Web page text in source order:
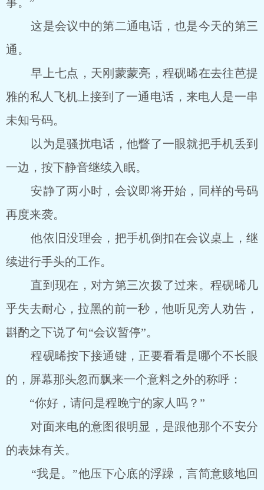
这是会议中的第二通电话，也是今天的第三
通。
早上七点，天刚蒙蒙亮，程砚晞在去往芭提
雅的私人飞机上接到了一通电话，来电人是一串
未知号码。
以为是骚扰电话，他瞥了一眼就把手机丢到
一边，按下静音继续入眠。
安静了两小时，会议即将开始，同样的号码
再度来袭。
他依旧没理会，把手机倒扣在会议桌上，继
续进行手头的工作。
直到现在，对方第三次拨了过来。程砚晞几
乎失去耐心，拉黑的前一秒，他听见旁人劝告，
斟酌之下说了句“会议暂停”。
程砚晞按下接通键，正要看看是哪个不长眼
的，屏幕那头忽而飘来一个意料之外的称呼：
“你好，请问是程晚宁的家人吗？”
对面来电的意图很明显，是跟他那个不安分
的表妹有关。
“我是。”他压下心底的浮躁，言简意赅地回